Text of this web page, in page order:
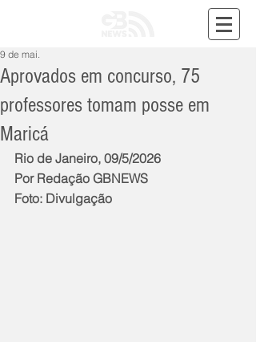
Aprovados em concurso, 75
professores tomam posse em
Maricá
9 de mai.
Rio de Janeiro, 09/5/2026
Por Redação GBNEWS
Foto: Divulgação